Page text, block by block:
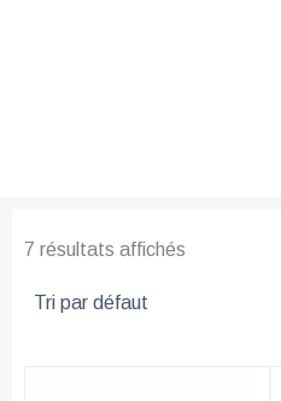
7 résultats affichés